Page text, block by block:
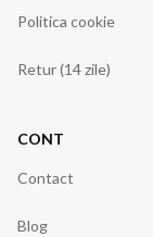
Politica cookie
Retur (14 zile)
CONT
Contact
Blog